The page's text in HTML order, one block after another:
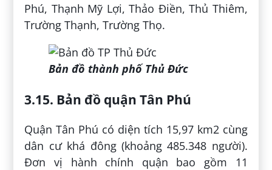
Phú, Thạnh Mỹ Lợi, Thảo Điền, Thủ Thiêm,
Trường Thạnh, Trường Thọ.
Bản đồ thành phố Thủ Đức
3.15. Bản đồ quận Tân Phú
Quận Tân Phú có diện tích 15,97 km2 cùng
dân cư khá đông (khoảng 485.348 người).
Đơn vị hành chính quận bao gồm 11